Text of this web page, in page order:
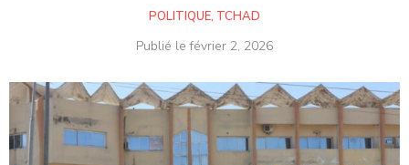
POLITIQUE, TCHAD
Publié lefévrier 2, 2026